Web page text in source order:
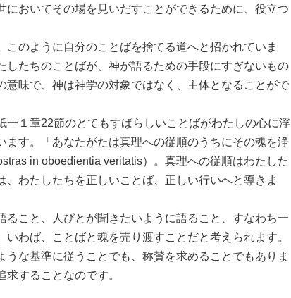
おいてその場を見いだすことができるために、役立つ
のように自分のことばを捨てる道へと招かれていま
したちのことばが、神が語るための手段にすぎないもの
意味で、神は神学の対象ではなく、主体となることがで
１章22節のとてもすばらしいことばがわたしの心に浮
ます。「あなたがたは真理への従順のうちにその魂を浄
in oboedientia veritatis）。真理への従順はわたした
わたしたちを正しいことば、正しい行いへと導きま
こと、人びとが聞きたいように語ること、すなわち一
わば、ことばと魂を売り渡すことだと考えられます。
な基準に従うことでも、称賛を求めることでもありま
することなのです。